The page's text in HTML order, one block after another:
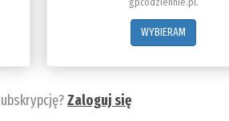
WYBIERAM
Zaloguj się